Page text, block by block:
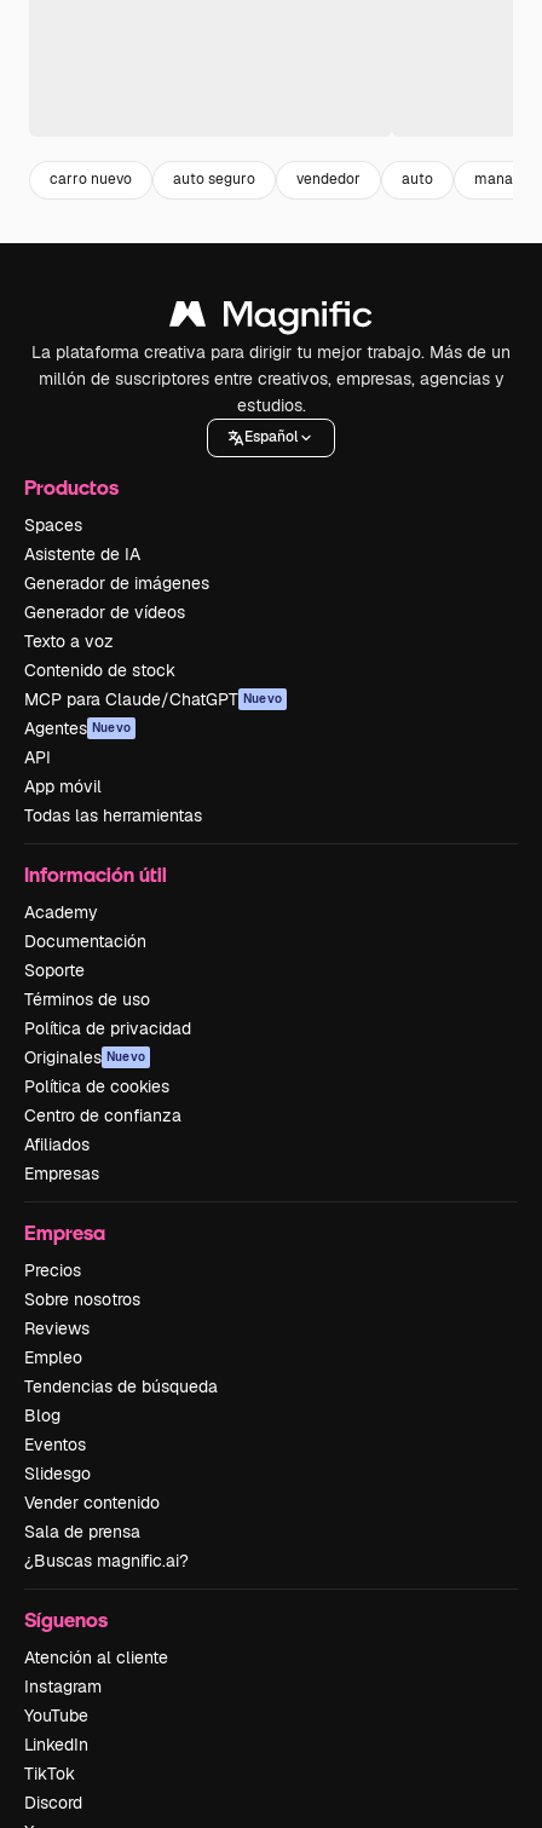
carro nuevo auto seguro vendedor auto manager
La plataforma creativa para dirigir tu mejor trabajo. Más de un
millón de suscriptores entre creativos, empresas, agencias y
estudios.
Español
Productos
Spaces
Asistente de IA
Generador de imágenes
Generador de vídeos
Texto a voz
Contenido de stock
MCP para Claude/ChatGPT Nuevo
Agentes Nuevo
API
App móvil
Todas las herramientas
Información útil
Academy
Documentación
Soporte
Términos de uso
Política de privacidad
Originales Nuevo
Política de cookies
Centro de confianza
Afiliados
Empresas
Empresa
Precios
Sobre nosotros
Reviews
Empleo
Tendencias de búsqueda
Blog
Eventos
Slidesgo
Vender contenido
Sala de prensa
¿Buscas magnific.ai?
Síguenos
Atención al cliente
Instagram
YouTube
LinkedIn
TikTok
Discord